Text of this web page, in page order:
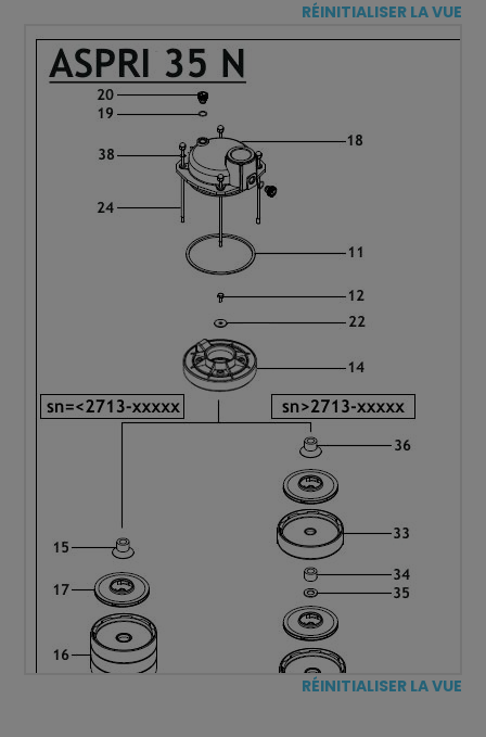
RÉINITIALISER LA VUE
RÉINITIALISER LA VUE